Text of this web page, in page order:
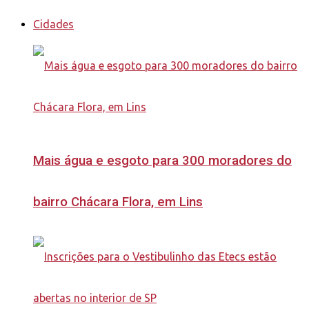
Cidades
Mais água e esgoto para 300 moradores do
bairro Chácara Flora, em Lins